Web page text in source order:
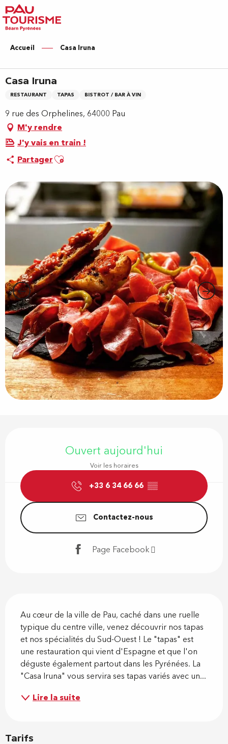
Aller
au
contenu
principal
Accueil Casa Iruna
Casa Iruna
RESTAURANT TAPAS BISTROT / BAR À VIN
9 rue des Orphelines, 64000 Pau
M'y rendre
J'y vais en train !
PartagerAjouter aux favoris
Ouvert aujourd'hui
Voir les horaires
+33 6 34 66 66 ▒▒
Contactez-nous
Page Facebook
Au cœur de la ville de Pau, caché dans une ruelle
typique du centre ville, venez découvrir nos tapas
et nos spécialités du Sud-Ouest ! Le "tapas" est
une restauration qui vient d'Espagne et que l'on
déguste également partout dans les Pyrénées. La
"Casa Iruna" vous servira ses tapas variés avec un...
Lire la suite
Tarifs